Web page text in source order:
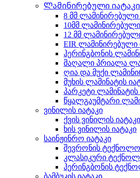
Ლამინირებული იატაკი
8 მმ ლამინირებული
10მმ
12 მმ
EIR ლამინირებული
ჰერინგბონის
მაღალი პრიალა
ღია და მუქი
მუხის ლამინატის
პარკეტი ლამინატის
წყალგაუმტარი
ვინილის იატაკი
ქვის ვინილის იატაკი
ხის ვინილის იატაკი
საინჟინრო იატაკი
შევრონის
კლასიკური
ჰერინგბონის
ბამბუკის იატაკი